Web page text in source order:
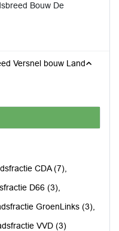
Bouw De
Versnel bouw Land
CDA (7),
D66 (3),
GroenLinks (3),
VVD (3)